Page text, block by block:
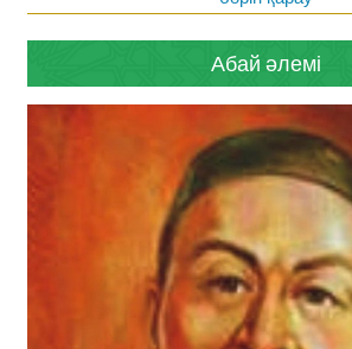
Абай әлемі